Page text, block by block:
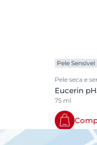
Pele Sensível
Pele seca e
Eucerin
75 ml